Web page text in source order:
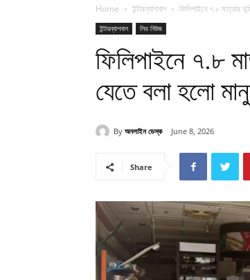
Home ইন্টারন্যাশনাল ফিলিপাইনে ৭.৮ মাত্রার
ইন্টারন্যাশনাল লিড নিউজ
ফিলিপাইনে ৭.৮
যেতে বলা হলো
By অনলাইন ডেস্ক June 8, 2026
Share